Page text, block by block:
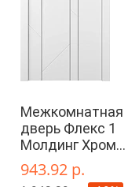
Межкомнатная
дверь Флекс 1
Молдинг Хром
глухая
943.92 р.